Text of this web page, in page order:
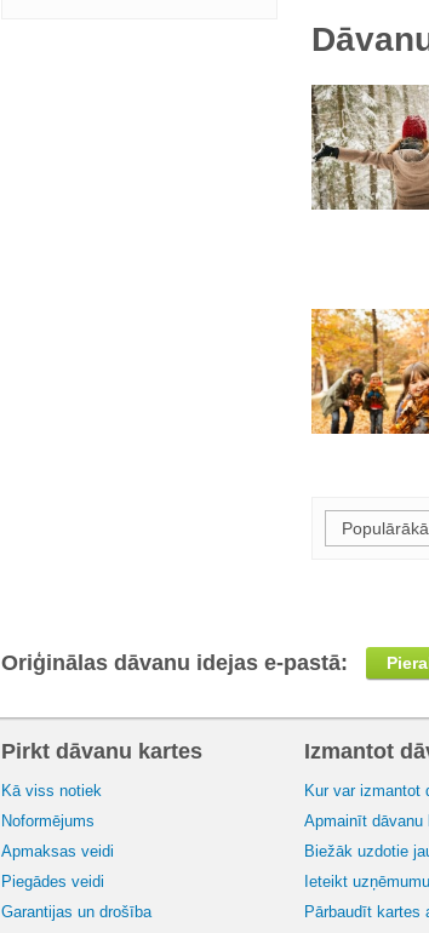
Oriģinālas dāvanu idejas e-pastā:
Pirkt dāvanu kartes
Kā viss notiek
Noformējums
Apmaksas veidi
Piegādes veidi
Garantijas un drošība
Izmantot
Kur var izmantot
Apmainīt dāvanu
Biežāk uzdotie
Ieteikt uzņēmumu
Pārbaudīt kartes